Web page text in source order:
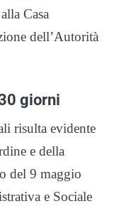
Casa
dell’Autorità
giorni
risulta evidente
e della
del 9 maggio
e Sociale